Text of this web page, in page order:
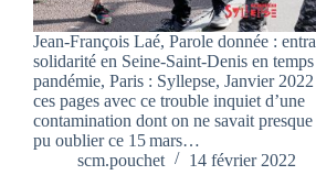
Jean-François Laé, Parole donnée :
solidarité en Seine-Saint-Denis en
pandémie, Paris : Syllepse, Janvier
ces pages avec ce trouble inquiet d’une
contamination dont on ne savait
pu oublier ce 15 mars…
scm.pouchet
14 février 2022